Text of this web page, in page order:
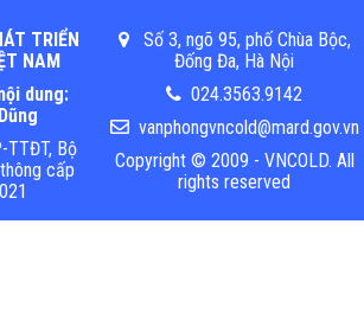
TRIỂN
NAM
dung:
TTĐT, Bộ
cấp
Số 3, ngõ 95, phố Chùa Bộc,
Đống Đa, Hà Nội
024.3563.9142
vanphongvncold@mard.gov.vn
Copyright © 2009 - VNCOLD. All
rights reserved